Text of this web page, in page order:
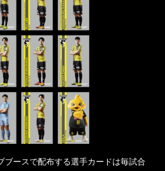
ブースで配布する選手カードは毎試合